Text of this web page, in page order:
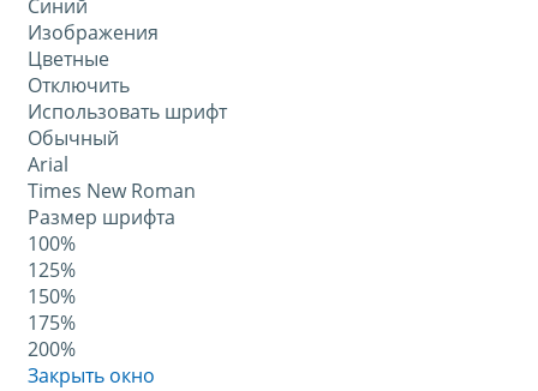
Синий
Изображения
Цветные
Отключить
Использовать шрифт
Обычный
Arial
Times New Roman
Размер шрифта
100%
125%
150%
175%
200%
Закрыть окно